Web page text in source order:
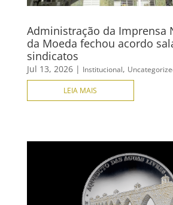
Administração da Imprensa
da Moeda fechou acordo
sindicatos
Jul 13, 2026| Institucional,
LEIA MAIS